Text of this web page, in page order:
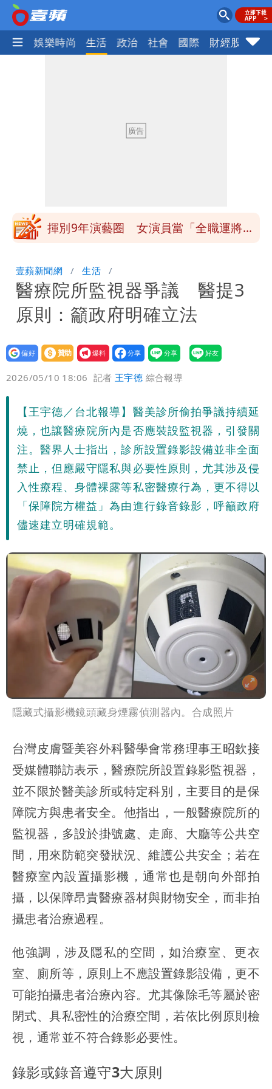
熱門 娛樂時尚 生活 政治 社會 國際 財經股市
回1句笑翻10萬人
白海豚不放假「跟巴威差別在這裡」 蔣
揮別9年演藝圈 女演員當「全職運將」
炸開扁
白海豚發威！內褲掛陽台被吹走 議員神
回1句笑翻10萬人
白海豚不放假「跟巴威差別在這裡」 蔣
萬安：這很清楚標準一致
壹蘋新聞網 生活
醫療院所監視器爭議 醫提3
原則：籲政府明確立法
設為
贊助
我要
爆料
2026/05/10 18:06 記者王宇德 綜合報導
【王宇德／台北報導】醫美診所偷拍爭議持續延
燒，也讓醫療院所內是否應裝設監視器，引發關
注。醫界人士指出，診所設置錄影設備並非全面
禁止，但應嚴守隱私與必要性原則，尤其涉及侵
入性療程、身體裸露等私密醫療行為，更不得以
「保障院方權益」為由進行錄音錄影，呼籲政府
儘速建立明確規範。
隱藏式攝影機鏡頭藏身煙霧偵測器內。合成照片
台灣皮膚暨美容外科醫學會常務理事王昭欽接
受媒體聯訪表示，醫療院所設置錄影監視器，
並不限於醫美診所或特定科別，主要目的是保
障院方與患者安全。他指出，一般醫療院所的
監視器，多設於掛號處、走廊、大廳等公共空
間，用來防範突發狀況、維護公共安全；若在
醫療室內設置攝影機，通常也是朝向外部拍
攝，以保障昂貴醫療器材與財物安全，而非拍
攝患者治療過程。
他強調，涉及隱私的空間，如治療室、更衣
室、廁所等，原則上不應設置錄影設備，更不
可能拍攝患者治療內容。尤其像除毛等屬於密
閉式、具私密性的治療空間，若依比例原則檢
視，通常並不符合錄影必要性。
錄影或錄音遵守3大原則